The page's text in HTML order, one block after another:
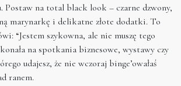
Postaw na total black look – czarne dzwony,
marynarkę i delikatne złote dodatki. To
“Jestem szykowna, ale nie muszę tego
na spotkania biznesowe, wystawy czy
udajesz, że nie wczoraj binge’owałaś
ranem.